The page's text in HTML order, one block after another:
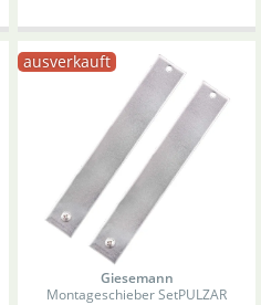
ausverkauft
Giesemann
Montageschieber SetPULZAR